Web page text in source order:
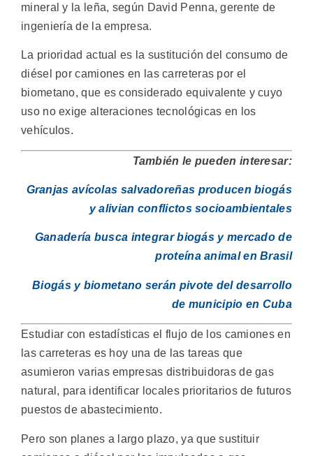
mineral y la leña, según David Penna, gerente de
ingeniería de la empresa.
La prioridad actual es la sustitución del consumo de
diésel por camiones en las carreteras por el
biometano, que es considerado equivalente y cuyo
uso no exige alteraciones tecnológicas en los
vehículos.
También le pueden interesar:
Granjas avícolas salvadoreñas producen biogás
y alivian conflictos socioambientales
Ganadería busca integrar biogás y mercado de
proteína animal en Brasil
Biogás y biometano serán pivote del desarrollo
de municipio en Cuba
Estudiar con estadísticas el flujo de los camiones en
las carreteras es hoy una de las tareas que
asumieron varias empresas distribuidoras de gas
natural, para identificar locales prioritarios de futuros
puestos de abastecimiento.
Pero son planes a largo plazo, ya que sustituir